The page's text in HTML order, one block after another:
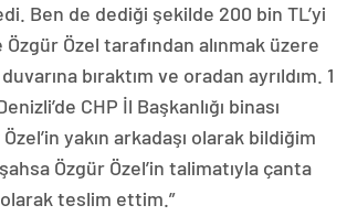
Ben de dediği şekilde 200 bin TL’yi
Özel tarafından alınmak üzere
bıraktım ve oradan ayrıldım. 1
CHP İl Başkanlığı binası
Özel’in yakın arkadaşı olarak bildiğim
Özgür Özel’in talimatıyla çanta
teslim ettim.”